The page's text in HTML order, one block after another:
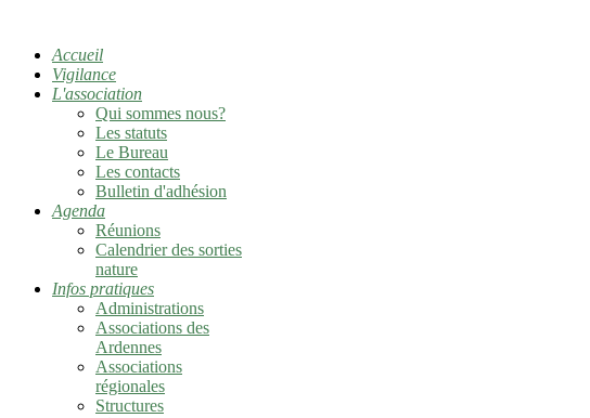
Accueil
Vigilance
L'association
Qui sommes nous?
Les statuts
Le Bureau
Les contacts
Bulletin d'adhésion
Agenda
Réunions
Calendrier des sorties
nature
Infos pratiques
Administrations
Associations des
Ardennes
Associations
régionales
Structures